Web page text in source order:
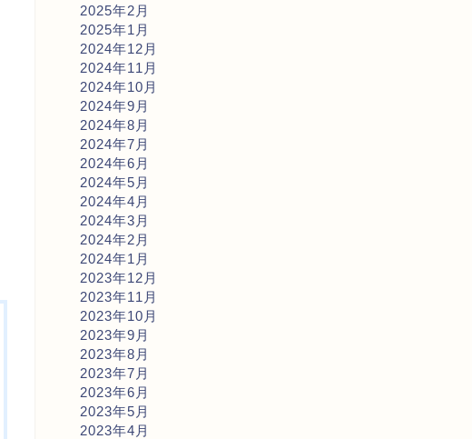
2025年2月
2025年1月
2024年12月
2024年11月
2024年10月
2024年9月
2024年8月
2024年7月
2024年6月
2024年5月
2024年4月
2024年3月
2024年2月
2024年1月
2023年12月
2023年11月
2023年10月
2023年9月
2023年8月
2023年7月
2023年6月
2023年5月
2023年4月